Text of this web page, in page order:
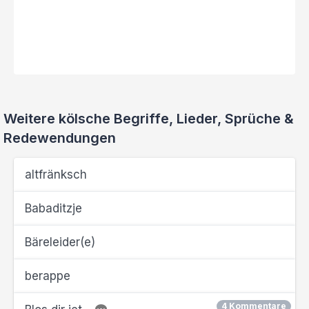
Weitere kölsche Begriffe, Lieder, Sprüche &
Redewendungen
altfränksch
Babaditzje
Bäreleider(e)
berappe
4 Kommentare